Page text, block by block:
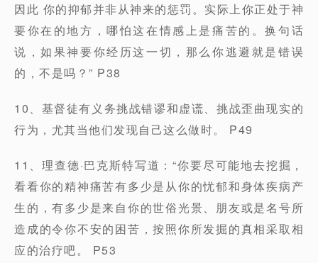
因此 你的抑郁并非从神来的惩罚。实际上你正处于神
要你在的地方，哪怕这在情感上是痛苦的。换句话
说，如果神要你经历这一切，那么你逃避就是错误
的，不是吗？” P38
10、基督徒有义务挑战错谬和虚谎、挑战歪曲现实的
行为，尤其当他们发现自己这么做时。 P49
11、理查德·巴克斯特写道：“你要尽可能地去挖掘，
看看你的精神痛苦有多少是从你的忧郁和身体疾病产
生的，有多少是来自你的世俗光景、朋友或是名号所
造成的令你不安的困苦，按照你所发掘的真相采取相
应的治疗吧。 P53